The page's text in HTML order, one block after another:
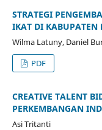
STRATEGI
IKAT DI KABUPATEN
Wilma Latuny, Daniel
PDF
CREATIVE TALENT
PERKEMBANGAN
Asi Tritanti